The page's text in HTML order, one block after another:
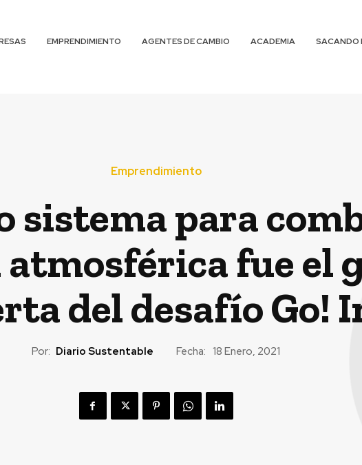
EMPRENDIMIENTO AGENTES DE CAMBIO ACADEMIA
SACANDO
Emprendimiento
sistema para
fue el
del desafío Go!
Por: Diario Sustentable Fecha: 18 Enero, 2021